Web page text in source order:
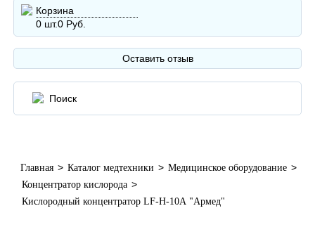
Корзина
0 шт.0 Руб.
Оставить отзыв
Главная > Каталог медтехники > Медицинское оборудование >
Концентратор кислорода >
Кислородный концентратор LF-H-10А "Армед"